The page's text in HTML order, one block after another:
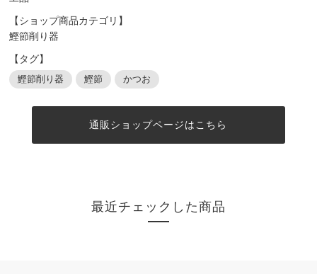
【ショップ商品カテゴリ】
鰹節削り器
【タグ】
鰹節削り器 鰹節 かつお
通販ショップページはこちら
最近チェックした商品